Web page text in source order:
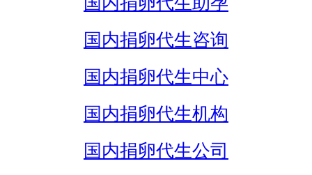
国内捐卵代生咨询
国内捐卵代生中心
国内捐卵代生机构
国内捐卵代生公司